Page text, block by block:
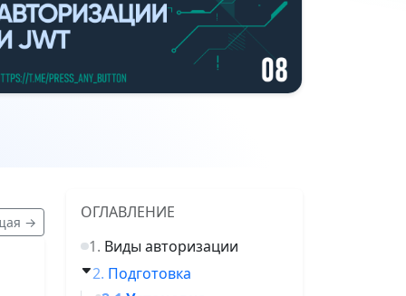
→
ОГЛАВЛЕНИЕ
Виды авторизации
Подготовка